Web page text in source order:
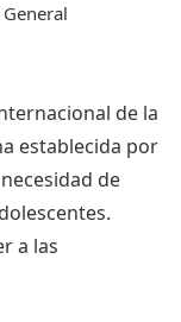
General
de la
establecida por
de
a las